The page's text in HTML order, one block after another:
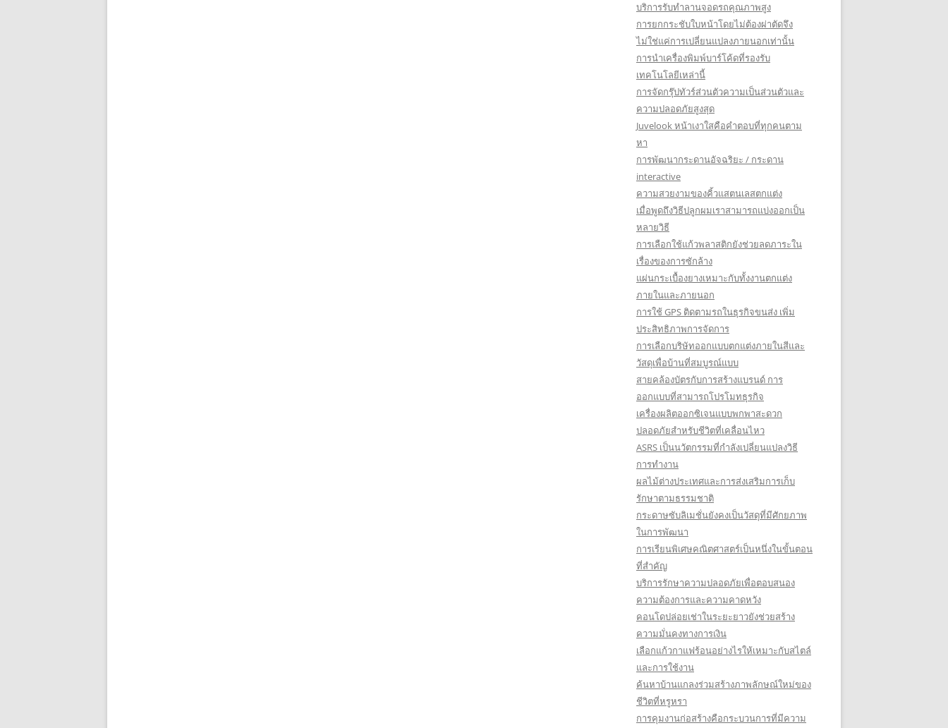
บริการรับทำลานจอดรถคุณภาพสูง
การยกกระชับใบหน้าโดยไม่ต้องผ่าตัดจึง
ไม่ใช่แค่การเปลี่ยนแปลงภายนอกเท่านั้น
การนำเครื่องพิมพ์บาร์โค้ดที่รองรับ
เทคโนโลยีเหล่านี้
การจัดกรุ๊ปทัวร์ส่วนตัวความเป็นส่วนตัวและ
ความปลอดภัยสูงสุด
Juvelook หน้าเงาใสคือคำตอบที่ทุกคนตาม
หา
การพัฒนากระดานอัจฉริยะ / กระดาน
interactive
ความสวยงามของคิ้วแสตนเลสตกแต่ง
เมื่อพูดถึงวิธีปลูกผมเราสามารถแบ่งออกเป็น
หลายวิธี
การเลือกใช้แก้วพลาสติกยังช่วยลดภาระใน
เรื่องของการซักล้าง
แผ่นกระเบื้องยางเหมาะกับทั้งงานตกแต่ง
ภายในและภายนอก
การใช้ GPS ติดตามรถในธุรกิจขนส่ง เพิ่ม
ประสิทธิภาพการจัดการ
การเลือกบริษัทออกแบบตกแต่งภายในสีและ
วัสดุเพื่อบ้านที่สมบูรณ์แบบ
สายคล้องบัตรกับการสร้างแบรนด์ การ
ออกแบบที่สามารถโปรโมทธุรกิจ
เครื่องผลิตออกซิเจนแบบพกพาสะดวก
ปลอดภัยสำหรับชีวิตที่เคลื่อนไหว
ASRS เป็นนวัตกรรมที่กำลังเปลี่ยนแปลงวิธี
การทำงาน
ผลไม้ต่างประเทศและการส่งเสริมการเก็บ
รักษาตามธรรมชาติ
กระดาษซับลิเมชั่นยังคงเป็นวัสดุที่มีศักยภาพ
ในการพัฒนา
การเรียนพิเศษคณิตศาสตร์เป็นหนึ่งในขั้นตอน
ที่สำคัญ
บริการรักษาความปลอดภัยเพื่อตอบสนอง
ความต้องการและความคาดหวัง
คอนโดปล่อยเช่าในระยะยาวยังช่วยสร้าง
ความมั่นคงทางการเงิน
เลือกแก้วกาแฟร้อนอย่างไรให้เหมาะกับสไตล์
และการใช้งาน
ค้นหาบ้านแกลงร่วมสร้างภาพลักษณ์ใหม่ของ
ชีวิตที่หรูหรา
การคุมงานก่อสร้างคือกระบวนการที่มีความ